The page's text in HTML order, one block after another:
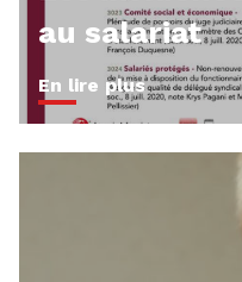
au salariat
En lire plus